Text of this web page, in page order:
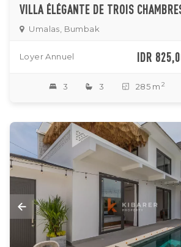
Umalas, Bumbak
Loyer Annuel IDR
3 3 285 m 2